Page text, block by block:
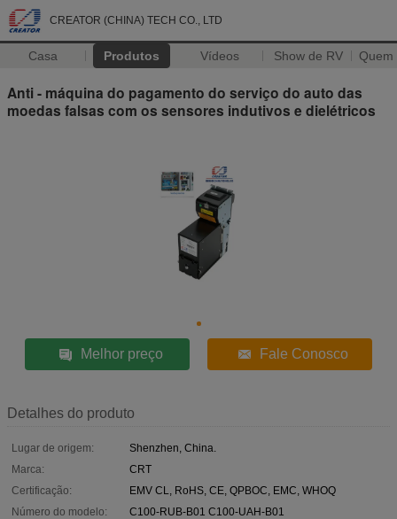
CREATOR (CHINA) TECH CO., LTD
Casa Produtos Vídeos Show de RV Quem
Anti - máquina do pagamento do serviço do auto das
moedas falsas com os sensores indutivos e dielétricos
Melhor preço Fale Conosco
Detalhes do produto
Lugar de origem:
Shenzhen, China.
Marca:
CRT
Certificação:
EMV CL, RoHS, CE, QPBOC, EMC, WHOQ
Número do modelo:
C100-RUB-B01 C100-UAH-B01